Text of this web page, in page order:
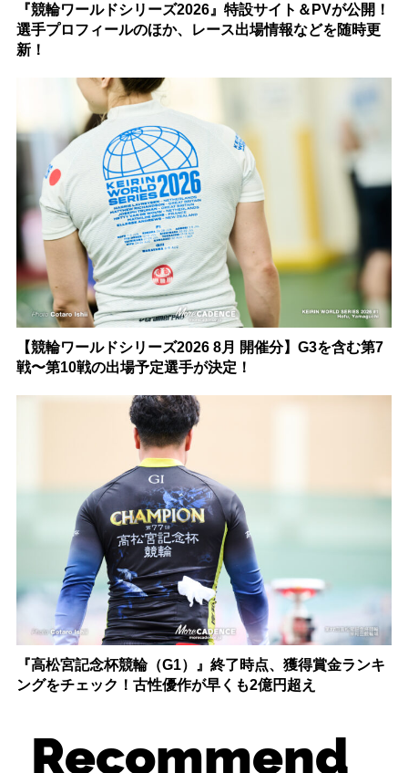
『競輪ワールドシリーズ2026』特設サイト＆PVが公開！
選手プロフィールのほか、レース出場情報などを随時更
新！
【競輪ワールドシリーズ2026 8月 開催分】G3を含む第7
戦〜第10戦の出場予定選手が決定！
『高松宮記念杯競輪（G1）』終了時点、獲得賞金ランキ
ングをチェック！古性優作が早くも2億円超え
Recommend